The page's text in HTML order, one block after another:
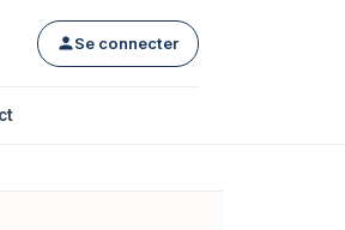
Se connecter